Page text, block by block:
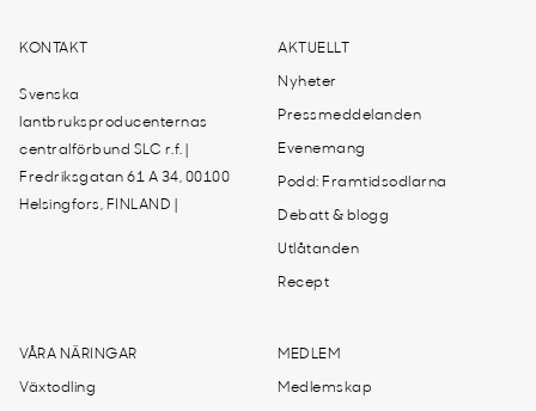
KONTAKT
Svenska
lantbruksproducenternas
centralförbund SLC r.f. |
Fredriksgatan 61 A 34, 00100
Helsingfors, FINLAND |
AKTUELLT
Nyheter
Pressmeddelanden
Evenemang
Podd: Framtidsodlarna
Debatt & blogg
Utlåtanden
Recept
VÅRA NÄRINGAR
Växtodling
MEDLEM
Medlemskap